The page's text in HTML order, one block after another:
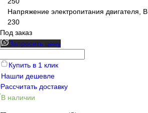
Напряжение электропитания двигателя, В
230
Под заказ
Запросить цену
Купить в 1 клик
Нашли дешевле
Рассчитать доставку
В наличии